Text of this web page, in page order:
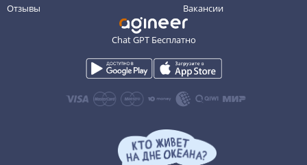
Отзывы
Вакансии
Chat GPT Бесплатно